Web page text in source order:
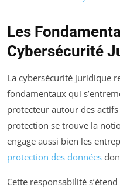
Les
Cybersécurité
La cybersécurité juridique
fondamentaux qui
protecteur autour des
protection se trouve la
engage aussi bien les
protection des données
Cette responsabilité